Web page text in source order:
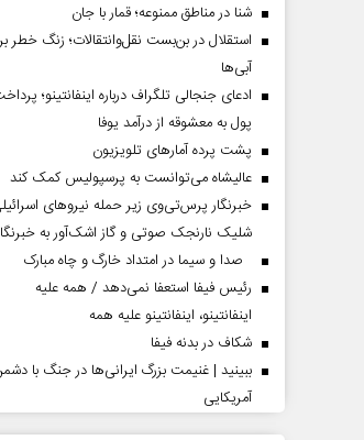
شنا در مناطق ممنوعه؛ قمار با جان
استقلال در بن‌بست نقل‌وانتقالات؛ زنگ خطر
آبی‌ها
ادعای جنجالی تلگراف درباره اینفانتینو؛
پول به معشوقه از درآمد یوفا
پشت پرده آمارهای تلویزیون
عالیشاه می‌توانست به پرسپولیس کمک کند
خبرنگار پرس‌تی‌وی زیر حمله نیروهای
شلیک نارنجک صوتی و گاز اشک‌آور به
صدا و سیما در امتداد خارگ و چاه مبارک
رئیس فیفا استعفا نمی‌دهد / همه علیه
اینفانتینو، اینفانتینو علیه همه
شکاف در بدنه فیفا
ببینید | غنیمت بزرگ ایرانی‌ها در جنگ با
آمریکایی